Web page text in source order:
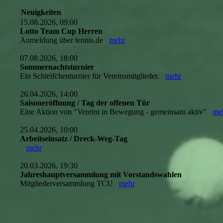
Neuigkeiten
15.08.2026, 09:00
Lotto Team Cup Herren
Anmeldung über tennis.de mehr
07.08.2026, 18:00
Sommernachtsturnier
Ein Schleifchenturnier für Vereinsmitglieder. mehr
26.04.2026, 14:00
Saisoneröffnung / Tag der offenen Tür
Eine Aktion von "Vereint in Bewegung - gemeinsam aktiv"
25.04.2026, 10:00
Arbeitseinsatz / Dreck-Weg-Tag
mehr
20.03.2026, 19:30
Jahreshauptversammlung mit Vorstandswahlen
Mitgliederversammlung TCU mehr